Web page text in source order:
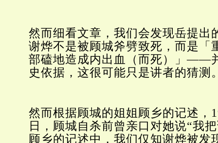
然而细看文章，我们会发现岳提
谢烨不是被顾城斧劈致死，而是
部磕地造成内出血（而死）」——
史依据，这很可能只是讲者的猜测
然而根据顾城的姐姐顾乡的记述，
日，顾城自杀前曾亲口对她说“我
顾乡的记述中，我们仅知谢烨被发